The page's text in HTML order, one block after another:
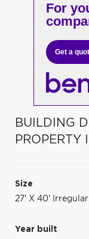
For
Get a
BUILDING
PROPERTY
Size
27' X 40' Irregular
Year built